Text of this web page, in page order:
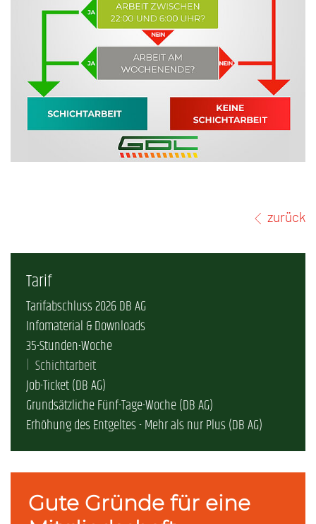
zurück
Tarif
Tarifabschluss 2026 DB AG
Infomaterial & Downloads
35-Stunden-Woche
Schichtarbeit
Job-Ticket (DB AG)
Grundsätzliche Fünf-Tage-Woche (DB AG)
Erhöhung des Entgeltes - Mehr als nur Plus (DB AG)
Gute Gründe für eine